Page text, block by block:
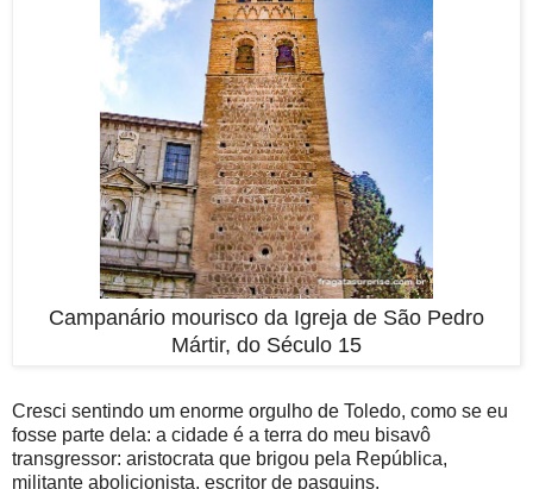
Campanário mourisco da Igreja de São Pedro
Mártir, do Século 15
Cresci sentindo um enorme orgulho de Toledo, como se eu
fosse parte dela: a cidade é a terra do meu bisavô
transgressor: aristocrata que brigou pela República,
militante abolicionista, escritor de pasquins.